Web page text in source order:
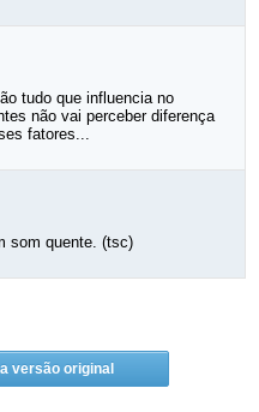
tudo que influencia no
não vai perceber diferença
fatores...
som quente. (tsc)
versão original